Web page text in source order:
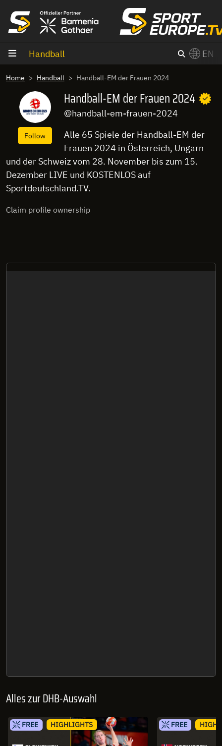
Handball EN
Home Handball Handball-EM der Frauen 2024
Follow
Handball-EM der Frauen 2024
@handball-em-frauen-2024
Alle 65 Spiele der Handball-EM der
Frauen 2024 in Österreich, Ungarn
und der Schweiz vom 28. November bis zum 15.
Dezember LIVE und KOSTENLOS auf
Sportdeutschland.TV.
Claim profile ownership
Alles zur DHB-Auswahl
FREE HIGHLIGHTS FREE